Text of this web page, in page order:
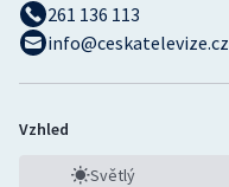
261 136 113
info@ceskatelevize.cz
Vzhled
Světlý